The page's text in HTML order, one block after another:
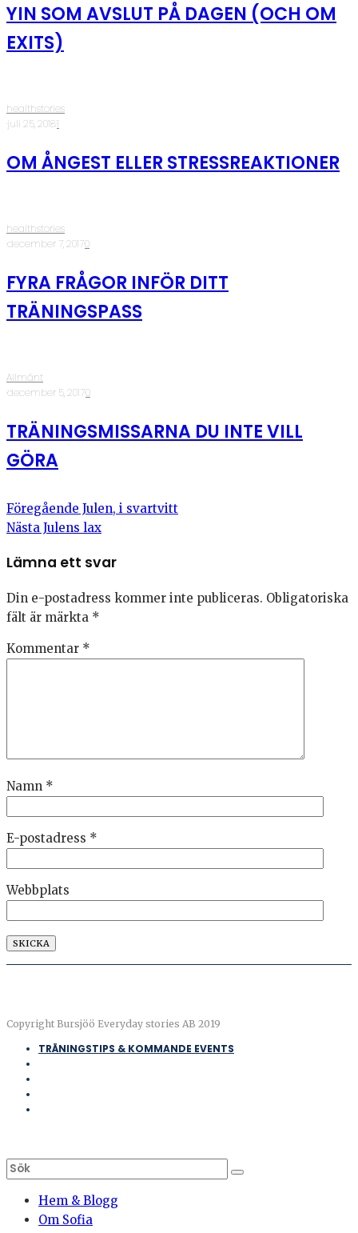
YIN SOM AVSLUT PÅ DAGEN (OCH OM
EXITS)
healthstories
·juli 25, 2018·1
OM ÅNGEST ELLER STRESSREAKTIONER
healthstories
·december 7, 2017·0
FYRA FRÅGOR INFÖR DITT
TRÄNINGSPASS
Allmänt
·december 5, 2017·0
TRÄNINGSMISSARNA DU INTE VILL
GÖRA
Föregående Julen, i svartvitt
Nästa Julens lax
Lämna ett svar
Din e-postadress kommer inte publiceras. Obligatoriska
fält är märkta *
Kommentar *
Namn *
E-postadress *
Webbplats
Copyright Bursjöö Everyday stories AB 2019
TRÄNINGSTIPS & KOMMANDE EVENTS
Hem & Blogg
Om Sofia